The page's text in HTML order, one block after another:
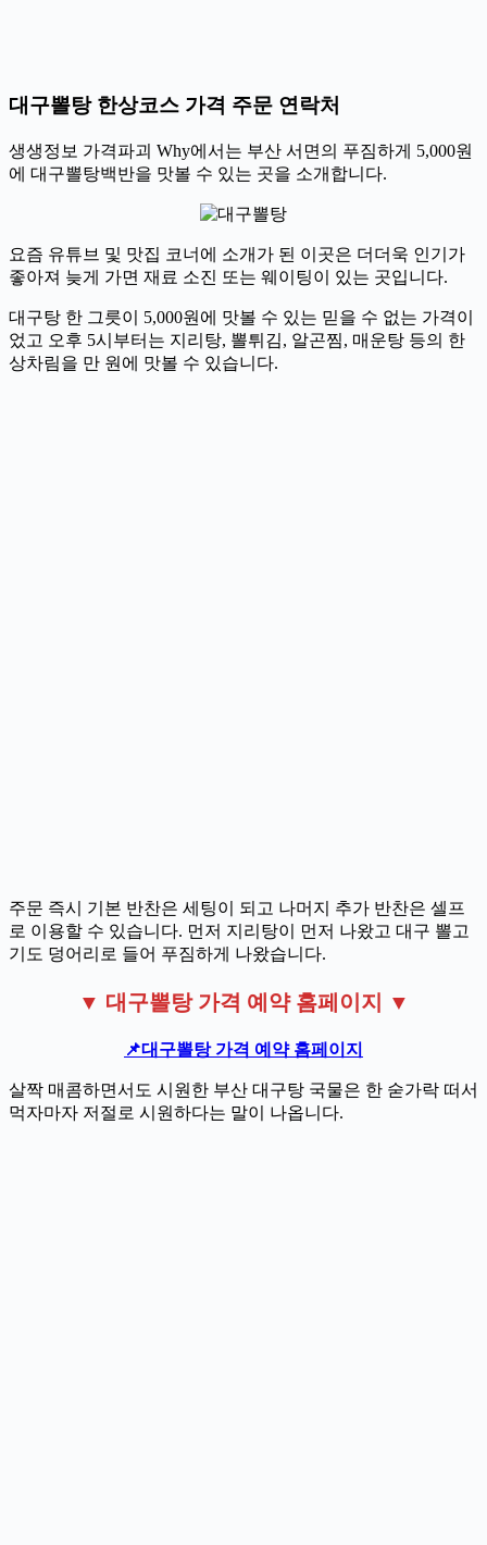
대구뽈탕 한상코스 가격 주문 연락처
생생정보 가격파괴 Why에서는 부산 서면의 푸짐하게 5,000원
에 대구뽈탕백반을 맛볼 수 있는 곳을 소개합니다.
요즘 유튜브 및 맛집 코너에 소개가 된 이곳은 더더욱 인기가
좋아져 늦게 가면 재료 소진 또는 웨이팅이 있는 곳입니다.
대구탕 한 그릇이 5,000원에 맛볼 수 있는 믿을 수 없는 가격이
었고 오후 5시부터는 지리탕, 뽈튀김, 알곤찜, 매운탕 등의 한
상차림을 만 원에 맛볼 수 있습니다.
주문 즉시 기본 반찬은 세팅이 되고 나머지 추가 반찬은 셀프
로 이용할 수 있습니다. 먼저 지리탕이 먼저 나왔고 대구 뽈고
기도 덩어리로 들어 푸짐하게 나왔습니다.
▼ 대구뽈탕 가격 예약 홈페이지 ▼
📌대구뽈탕 가격 예약 홈페이지
살짝 매콤하면서도 시원한 부산 대구탕 국물은 한 숟가락 떠서
먹자마자 저절로 시원하다는 말이 나옵니다.